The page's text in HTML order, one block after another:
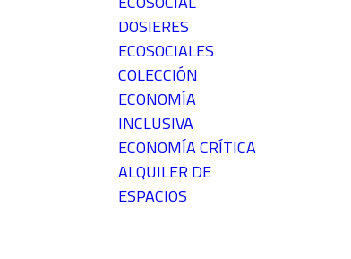
DOSIERES
ECOSOCIALES
COLECCIÓN
ECONOMÍA
INCLUSIVA
ECONOMÍA CRÍTICA
ALQUILER DE
ESPACIOS